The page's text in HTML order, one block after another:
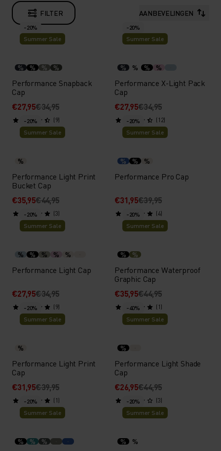
FILTER AANBEVELINGEN
-20%
Summer Sale
% % % %
Performance Snapback
Cap
€27,95€34,95
(9)
-20%
Summer Sale
% % % %
Performance X-Light Pack
Cap
€27,95€34,95
(12)
-20%
Summer Sale
%
Performance Light Print
Bucket Cap
€35,95€44,95
(3)
-20%
Summer Sale
% % %
Performance Pro Cap
€31,95€39,95
(4)
-20%
Summer Sale
% % % % %
Performance Light Cap
€27,95€34,95
(9)
-20%
Summer Sale
% %
Performance Waterproof
Graphic Cap
€35,95€44,95
(1)
-20%
Summer Sale
%
Performance Light Print
Cap
€31,95€39,95
(1)
-40%
Summer Sale
%
Performance Light Shade
Cap
€26,95€44,95
(3)
-20%
Summer Sale
% % %
-20%
Summer Sale
% %